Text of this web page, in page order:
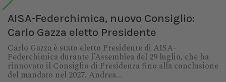
AISA-Federchimica, nuovo Consiglio:
Carlo Gazza eletto Presidente
Carlo Gazza è stato eletto Presidente di AISA-
Federchimica durante l’Assemblea del 29 luglio, che ha
rinnovato il Consiglio di Presidenza fino alla conclusione
del mandato nel 2027. Andrea...